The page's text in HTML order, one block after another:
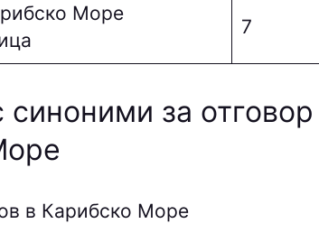
Море
7
за
в Карибско Море